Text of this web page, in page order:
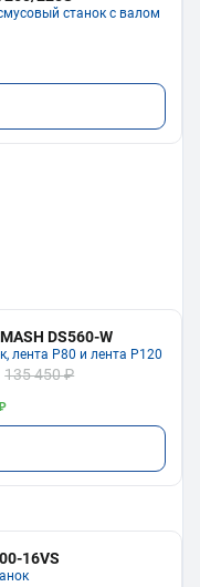
станок с валом
DS560-W
лента P80 и лента P120
135 450 ₽
16VS